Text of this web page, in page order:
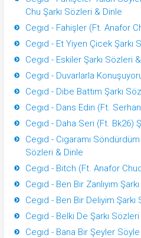
Chu Şarkı Sözleri & Dinle
Cegıd - Fahişler (Ft. Anafor
Cegıd - Et Yiyen Çicek Şarkı
Cegıd - Eskiler Şarkı Sözleri
Cegıd - Duvarlarla
Cegıd - Dibe Battım Şarkı
Cegıd - Dans Edin (Ft.
Cegıd - Daha Seri (Ft. Bk26)
Cegıd - Cıgaramı
Sözleri & Dinle
Cegıd - Bitch (Ft. Anafor
Cegıd - Ben Bir Zanlıyım
Cegıd - Ben Bir Deliyim
Cegıd - Belki De Şarkı
Cegıd - Bana Bir Şeyler